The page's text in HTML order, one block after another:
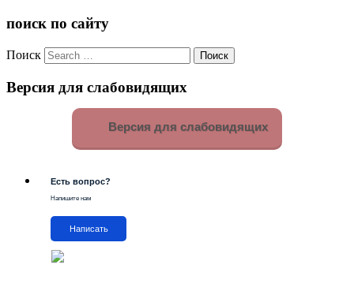
поиск по сайту
Поиск
Версия для слабовидящих
Версия для слабовидящих
Есть вопрос?
Напишите нам
Написать